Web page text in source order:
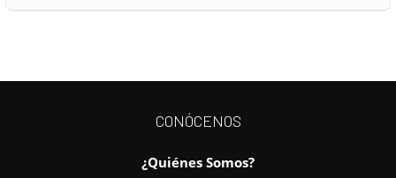
CONÓCENOS
¿Quiénes Somos?